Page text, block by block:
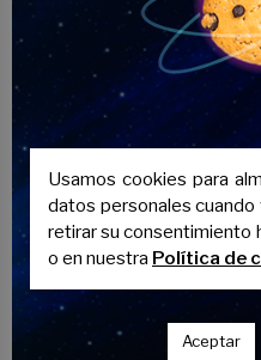
Materiales que
puedo llevar al
examen de
De igual forma que el
Griego II, en los
podrás sentarme en la
deldiccionariocon
superar con éxito la prueba.
Usamos cookies para
datos personales
retirar su consentimiento
o en nuestra Política de
Aceptar